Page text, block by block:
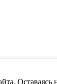
Оставаясь